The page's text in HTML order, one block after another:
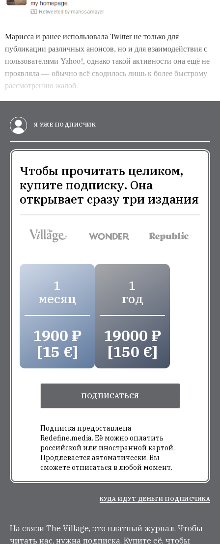
Марисса и ранее использовала Twitter не только для
публикации различных анонсов, но и для взаимодействия с
пользователями Yahoo!, однако такой активности она ещё не
проявляла — обычно всё сводилось лишь к более быстрому
рассмотрению жалоб.
Я УЖЕ ПОДПИСЧИК
Чтобы прочитать целиком,
купите подписку. Она
открывает сразу три издания
1
месяц
1900 ₽
[15 €]
1
год
19000 ₽
[150 €]
ПОДПИСАТЬСЯ
Подписка предоставлена
Redefine.media. Её можно оплатить
российской или иностранной картой.
Продлевается автоматически. Вы
сможете отписаться в любой момент.
КУДА ИДУТ ДЕНЬГИ ПОДПИСЧИКА
На связи The Village, это платный журнал. Чтобы
читать нас, нужна подписка. Купите её, чтобы